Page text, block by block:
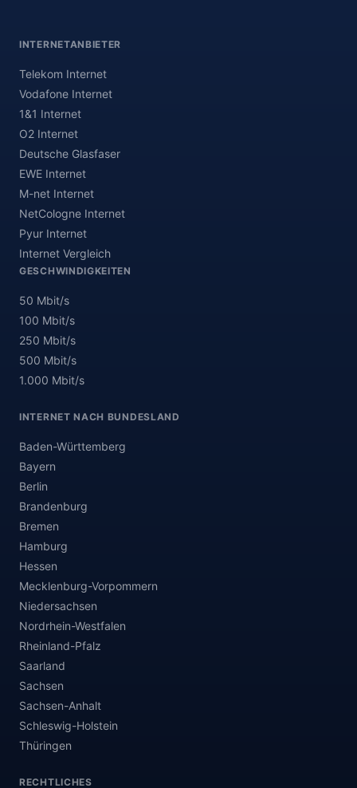
INTERNETANBIETER
Telekom Internet
Vodafone Internet
1&1 Internet
O2 Internet
Deutsche Glasfaser
EWE Internet
M-net Internet
NetCologne Internet
Pyur Internet
Internet Vergleich
GESCHWINDIGKEITEN
50 Mbit/s
100 Mbit/s
250 Mbit/s
500 Mbit/s
1.000 Mbit/s
INTERNET NACH BUNDESLAND
Baden-Württemberg
Bayern
Berlin
Brandenburg
Bremen
Hamburg
Hessen
Mecklenburg-Vorpommern
Niedersachsen
Nordrhein-Westfalen
Rheinland-Pfalz
Saarland
Sachsen
Sachsen-Anhalt
Schleswig-Holstein
Thüringen
RECHTLICHES